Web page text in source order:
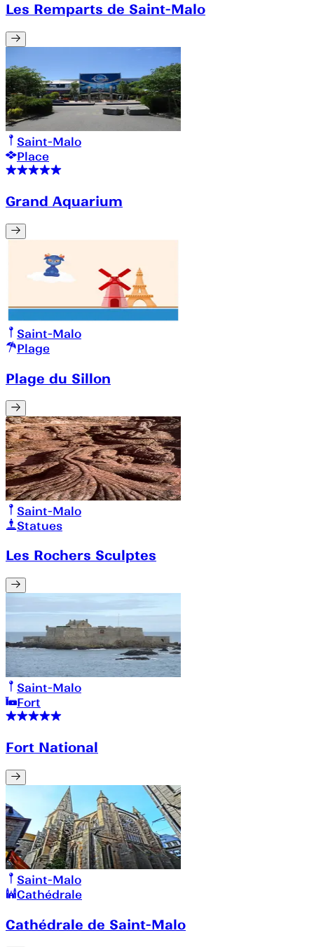
Les Remparts de Saint-Malo
Saint-Malo
Place
Grand Aquarium
Saint-Malo
Plage
Plage du Sillon
Saint-Malo
Statues
Les Rochers Sculptes
Saint-Malo
Fort
Fort National
Saint-Malo
Cathédrale
Cathédrale de Saint-Malo